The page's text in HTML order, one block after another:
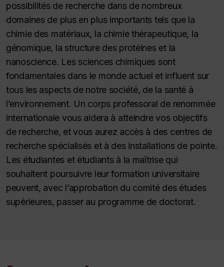
possibilités de recherche dans de nombreux
domaines de plus en plus importants tels que la
chimie des matériaux, la chimie thérapeutique, la
génomique, la structure des protéines et la
nanoscience. Les sciences chimiques sont
fondamentales dans le monde actuel et influent sur
tous les aspects de notre société, de la santé à
l’environnement. Un corps professoral de renommée
internationale vous aidera à atteindre vos objectifs
de recherche, et vous aurez accès à des centres de
recherche spécialisés et à des installations de pointe.
Les étudiantes et étudiants à la maîtrise qui
souhaitent poursuivre leur formation universitaire
peuvent, avec l’approbation du comité des études
supérieures, passer au programme de doctorat.